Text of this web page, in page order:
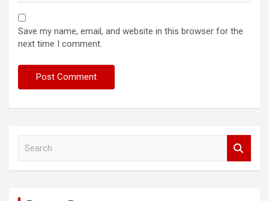
Save my name, email, and website in this browser for the
next time I comment.